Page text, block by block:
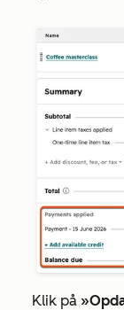
Klik på